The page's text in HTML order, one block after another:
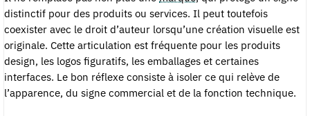
distinctif pour des produits ou services. Il peut toutefois
coexister avec le droit d’auteur lorsqu’une création visuelle est
originale. Cette articulation est fréquente pour les produits
design, les logos figuratifs, les emballages et certaines
interfaces. Le bon réflexe consiste à isoler ce qui relève de
l’apparence, du signe commercial et de la fonction technique.